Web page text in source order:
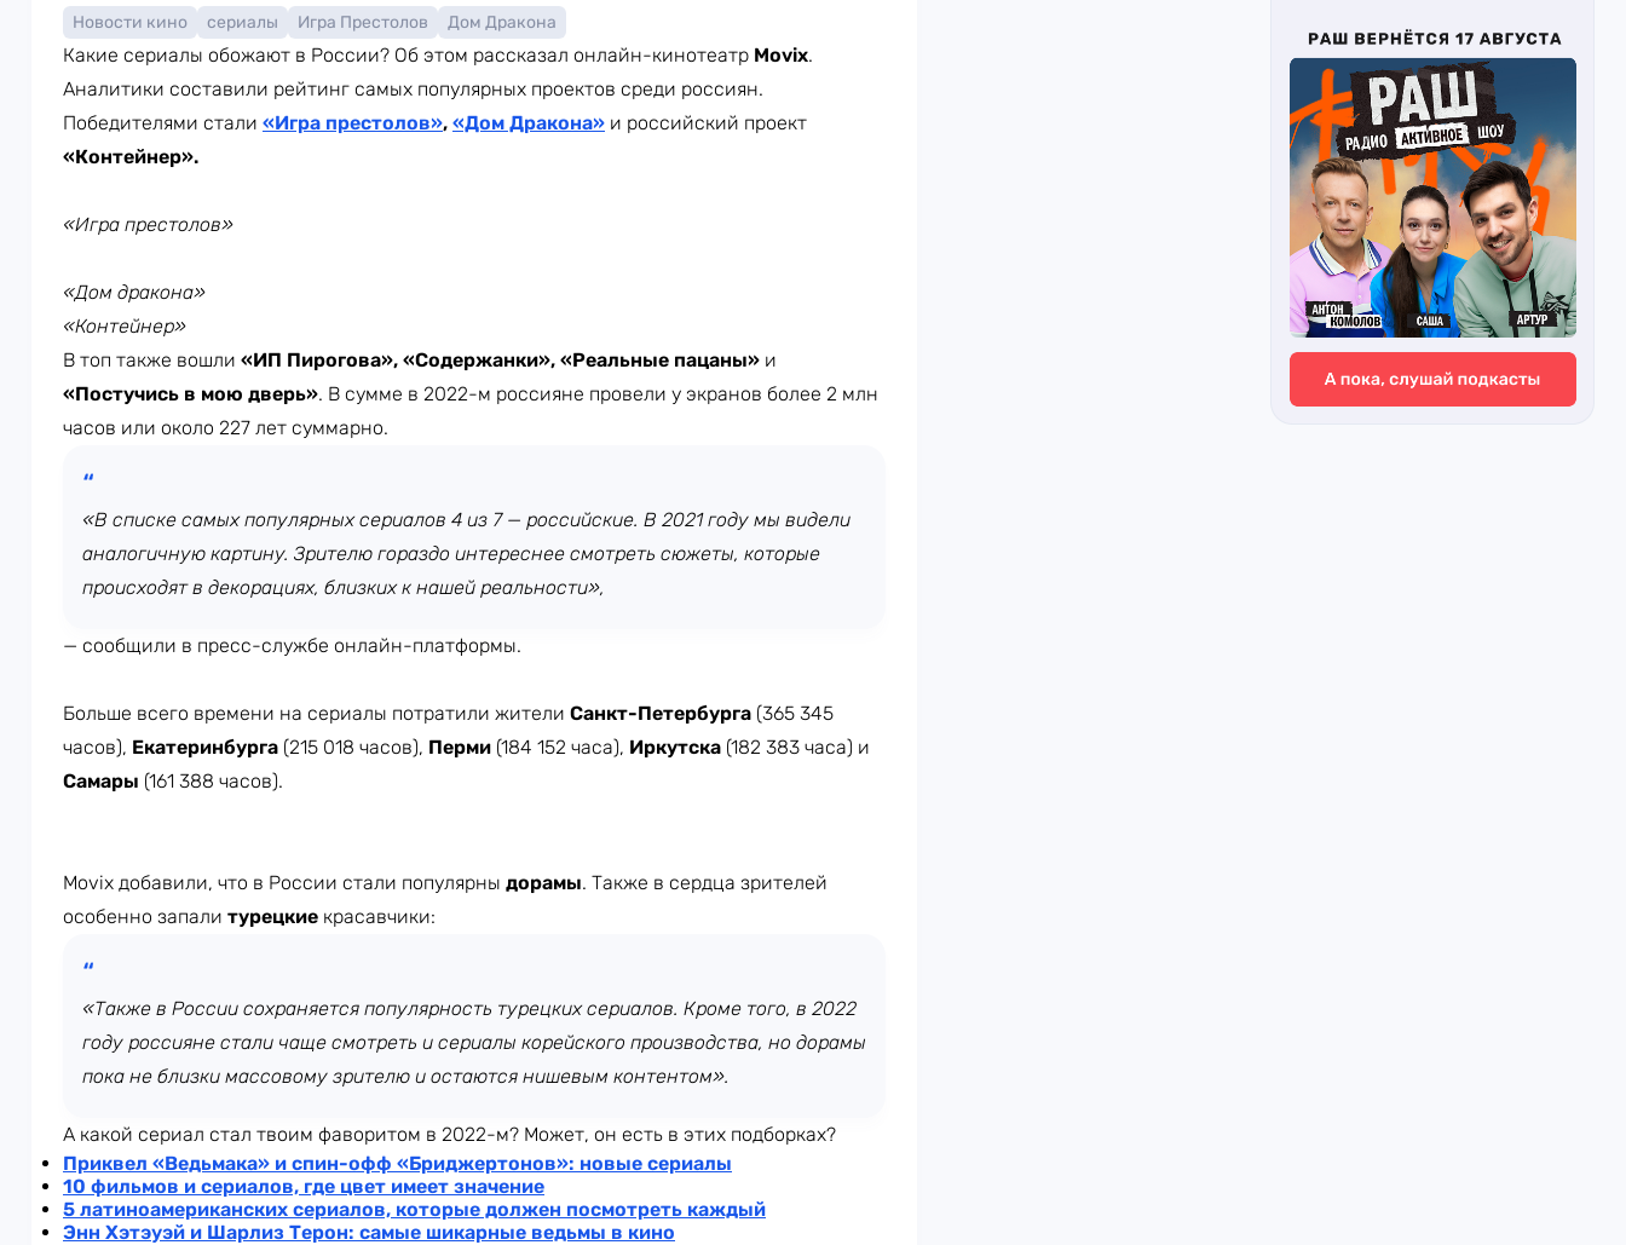
Новости кино сериалы Игра Престолов Дом Дракона
Какие сериалы обожают в России? Об этом рассказал онлайн-кинотеатр Movix.
Аналитики составили рейтинг самых популярных проектов среди россиян.
Победителями стали «Игра престолов», «Дом Дракона» и российский проект
«Контейнер».
«Игра престолов»
«Дом дракона»
«Контейнер»
В топ также вошли «ИП Пирогова», «Содержанки», «Реальные пацаны» и
«Постучись в мою дверь». В сумме в 2022-м россияне провели у экранов более 2 млн
часов или около 227 лет суммарно.
«В списке самых популярных сериалов 4 из 7 — российские. В 2021 году мы видели
аналогичную картину. Зрителю гораздо интереснее смотреть сюжеты, которые
происходят в декорациях, близких к нашей реальности»,
— сообщили в пресс-службе онлайн-платформы.
Больше всего времени на сериалы потратили жители Санкт-Петербурга (365 345
часов), Екатеринбурга (215 018 часов), Перми (184 152 часа), Иркутска (182 383 часа) и
Самары (161 388 часов).
Movix добавили, что в России стали популярны дорамы. Также в сердца зрителей
особенно запали турецкие красавчики:
«Также в России сохраняется популярность турецких сериалов. Кроме того, в 2022
году россияне стали чаще смотреть и сериалы корейского производства, но дорамы
пока не близки массовому зрителю и остаются нишевым контентом».
А какой сериал стал твоим фаворитом в 2022-м? Может, он есть в этих подборках?
Приквел «Ведьмака» и спин-офф «Бриджертонов»: новые сериалы
10 фильмов и сериалов, где цвет имеет значение
5 латиноамериканских сериалов, которые должен посмотреть каждый
Энн Хэтэуэй и Шарлиз Терон: самые шикарные ведьмы в кино